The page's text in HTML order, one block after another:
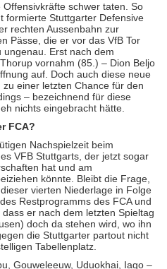
schwer taten. So
formierte Stuttgarter Defensive
rechten Aussenbahn zur
Pässe, die er vor das VfB Tor
Erst nach dem
vornahm (85.) – Dion Beljo
auf. Doch auch diese neue
einer letzten Chance für den
– bezeichnend für diese
nichts eingebracht hätte.
FCA?
Nachspielzeit beim
VFB Stuttgarts, der jetzt sogar
hat und am
könnte. Bleibt die Frage,
vierten Niederlage in Folge
Restprogramms des FCA und
er nach dem letzten Spieltag
doch da stehen wird, wo ihn
die Stuttgarter partout nicht
Tabellenplatz.
Gouweleeuw, Uduokhai, Iago –